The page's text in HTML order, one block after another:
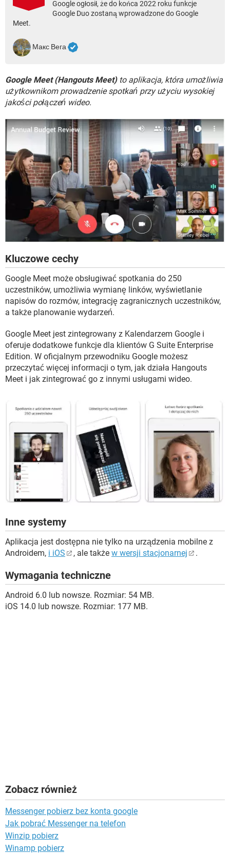
Google ogłosił, że do końca 2022 roku funkcje
Google Duo zostaną wprowadzone do Google
Meet.
Макс Вега
Google Meet (Hangouts Meet)to aplikacja, która umożliwia
użytkownikom prowadzenie spotkań przy użyciu wysokiej
jakości połączeń wideo.
Kluczowe cechy
Google Meet może obsługiwać spotkania do 250
uczestników, umożliwia wymianę linków, wyświetlanie
napisów do rozmów, integrację zagranicznych uczestników,
a także planowanie wydarzeń.
Google Meet jest zintegrowany z Kalendarzem Google i
oferuje dodatkowe funkcje dla klientów G Suite Enterprise
Edition. W oficjalnym przewodniku Google możesz
przeczytać więcej informacji o tym, jak działa Hangouts
Meet i jak zintegrować go z innymi usługami wideo.
Inne systemy
Aplikacja jest dostępna nie tylko na urządzenia mobilne z
Androidem, i iOS , ale także w wersji stacjonarnej .
Wymagania techniczne
Android 6.0 lub nowsze. Rozmiar: 54 MB.
iOS 14.0 lub nowsze. Rozmiar: 177 MB.
Zobacz również
Messenger pobierz bez konta google
Jak pobrać Messenger na telefon
Winzip pobierz
Winamp pobierz